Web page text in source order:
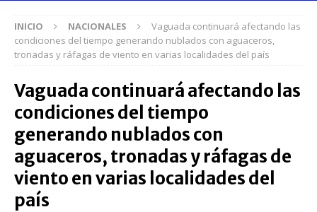
INICIO NACIONALES
Vaguada continuará afectando las
condiciones del tiempo generando nublados con aguaceros,
tronadas y ráfagas de viento en varias localidades del país
Vaguada continuará afectando las
condiciones del tiempo
generando nublados con
aguaceros, tronadas y ráfagas de
viento en varias localidades del
país